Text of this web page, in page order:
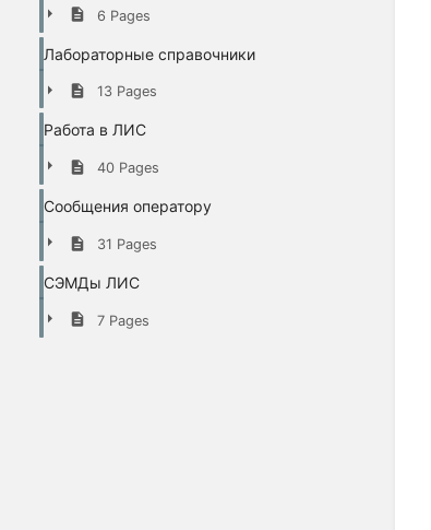
6 Pages
Лабораторные справочники
13 Pages
Работа в ЛИС
40 Pages
Сообщения оператору
31 Pages
СЭМДы ЛИС
7 Pages